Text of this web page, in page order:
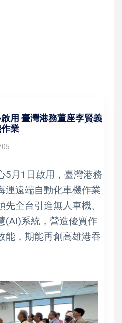
用 臺灣港務董座李賢義
業
5月1日啟用，臺灣港務
運遠端自動化車機作業
全台引進無人車機、
(AI)系統，營造優質作
能，期能再創高雄港吞